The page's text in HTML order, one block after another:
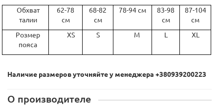
Обхват
талии
62-78
см
68-82
см
78-94 см
83-98
см
87-104
см
Розмер
пояса
XS S M L XL
Наличие размеров уточняйте у менеджера +380939200223
О производителе